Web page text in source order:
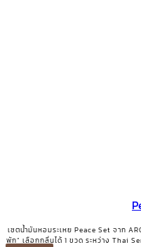
เซตน้ำมันหอมระเหย Peace Set จาก
พัก” เลือกกลิ่นได้ 1 ขวด ระหว่าง Thai